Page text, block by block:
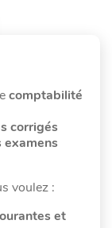
comptabilité
corrigés
examens
voulez :
et